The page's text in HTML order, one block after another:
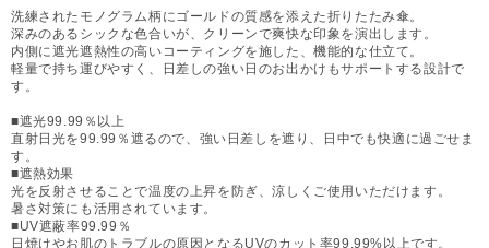
洗練されたモノグラム柄にゴールドの質感を添えた折りたたみ傘。
深みのあるシックな色合いが、クリーンで爽快な印象を演出します。
内側に遮光遮熱性の高いコーティングを施した、機能的な仕立て。
軽量で持ち運びやすく、日差しの強い日のお出かけもサポートする設計で
す。
■遮光99.99％以上
直射日光を99.99％遮るので、強い日差しを遮り、日中でも快適に過ごせま
す。
■遮熱効果
光を反射させることで温度の上昇を防ぎ、涼しくご使用いただけます。
暑さ対策にも活用されています。
■UV遮蔽率99.99％
日焼けやお肌のトラブルの原因となるUVのカット率99.99%以上です。